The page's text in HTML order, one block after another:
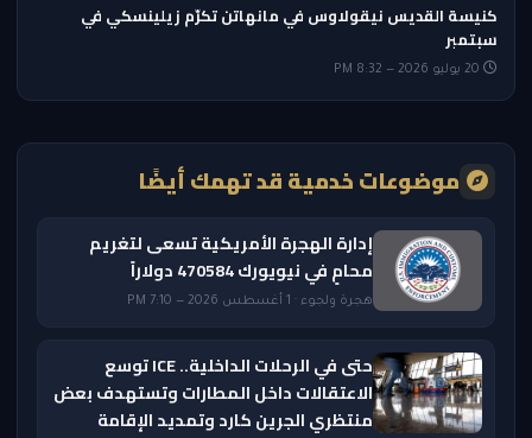
كنيسة القديس نيقولاوس في مانهاتن تكرّم زيلينسكي في
سبتمبر
موضوعات خدمية قد تهمك أيضًا
إدارة الهجرة الأمريكية تسعى لتغريم
محامٍ في نيويورك 470584 دولاراً
هجرة ولجوء · 1 أغسطس 2026 — 7:10 PM
حتى في الرحلات الداخلية.. ICE توسع
الاعتقالات داخل المطارات وتستهدف بعض
منتظري الجرين كارد وتمديد الإقامة